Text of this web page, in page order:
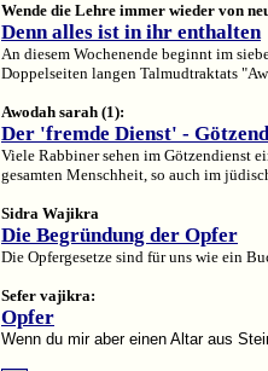
Wende die Lehre immer wieder von
Denn alles ist in ihr enthalten
An diesem Wochenende beginnt im
Doppelseiten langen Talmudtraktats
Awodah sarah (1):
Der 'fremde Dienst' -
Viele Rabbiner sehen im Götzendienst
gesamten Menschheit, so auch im
Sidra Wajikra
Die Begründung der Opfer
Die Opfergesetze sind für uns wie ein
Sefer vajikra:
Opfer
Wenn du mir aber einen Altar aus